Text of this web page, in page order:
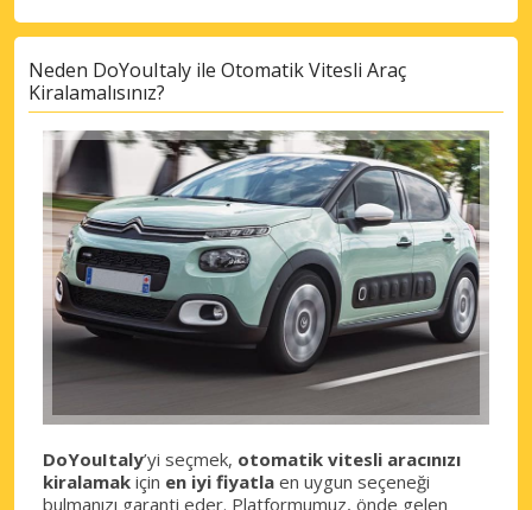
Neden DoYouItaly ile Otomatik Vitesli Araç
Kiralamalısınız?
DoYouItaly’yi seçmek, otomatik vitesli aracınızı
kiralamak için en iyi fiyatla en uygun seçeneği
bulmanızı garanti eder. Platformumuz, önde gelen